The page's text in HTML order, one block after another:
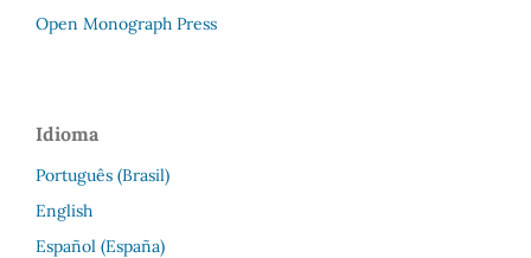
Open Monograph Press
Idioma
Português (Brasil)
English
Español (España)